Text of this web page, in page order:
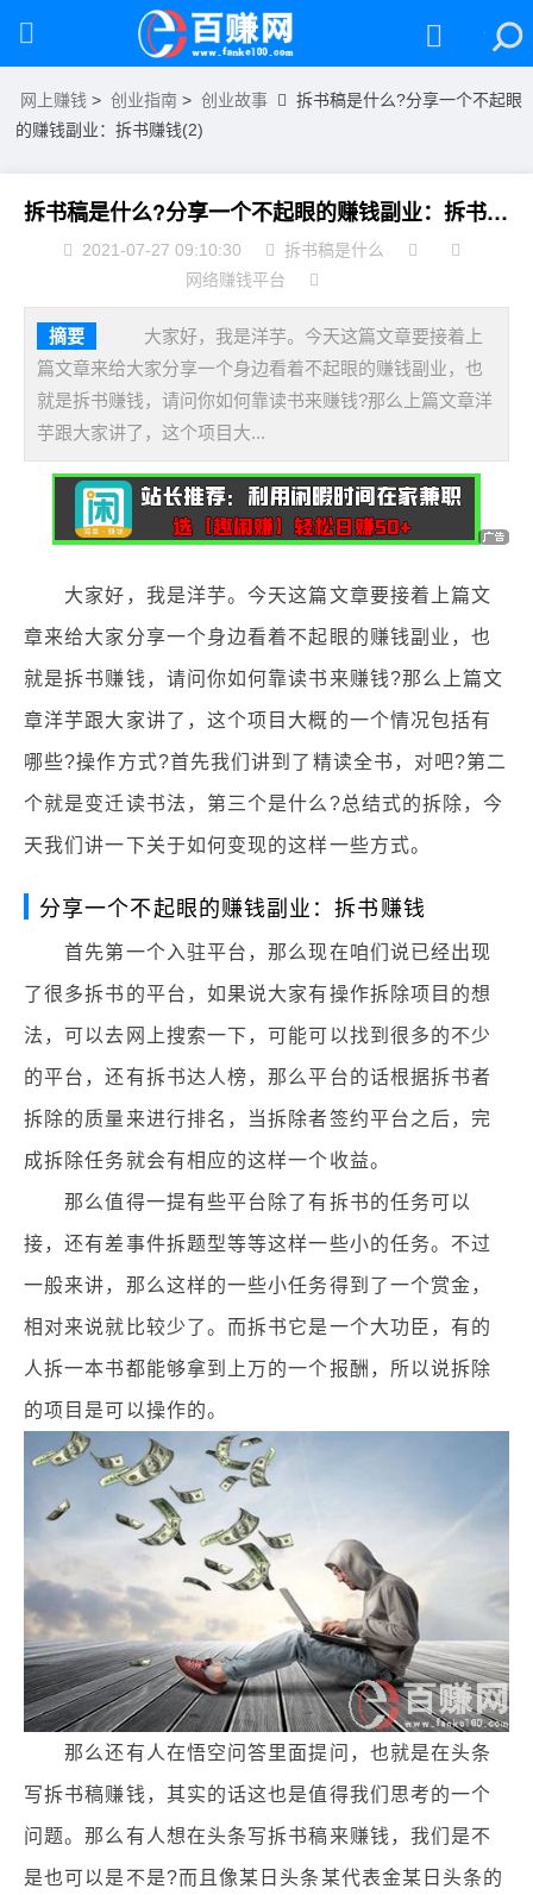
网上赚钱 > 创业指南 > 创业故事
拆书稿是什么?分享一个不起眼
的赚钱副业：拆书赚钱(2)
拆书稿是什么?分享一个不起眼的赚钱副业：拆书赚钱(2)
2021-07-27 09:10:30
拆书稿是什么
网络赚钱平台
摘要
大家好，我是洋芋。今天这篇文章要接着上
篇文章来给大家分享一个身边看着不起眼的赚钱副业，也
就是拆书赚钱，请问你如何靠读书来赚钱?那么上篇文章洋
芋跟大家讲了，这个项目大...
大家好，我是洋芋。今天这篇文章要接着上篇文
章来给大家分享一个身边看着不起眼的赚钱副业，也
就是拆书赚钱，请问你如何靠读书来赚钱?那么上篇文
章洋芋跟大家讲了，这个项目大概的一个情况包括有
哪些?操作方式?首先我们讲到了精读全书，对吧?第二
个就是变迁读书法，第三个是什么?总结式的拆除，今
天我们讲一下关于如何变现的这样一些方式。
分享一个不起眼的赚钱副业：拆书赚钱
首先第一个入驻平台，那么现在咱们说已经出现
了很多拆书的平台，如果说大家有操作拆除项目的想
法，可以去网上搜索一下，可能可以找到很多的不少
的平台，还有拆书达人榜，那么平台的话根据拆书者
拆除的质量来进行排名，当拆除者签约平台之后，完
成拆除任务就会有相应的这样一个收益。
那么值得一提有些平台除了有拆书的任务可以
接，还有差事件拆题型等等这样一些小的任务。不过
一般来讲，那么这样的一些小任务得到了一个赏金，
相对来说就比较少了。而拆书它是一个大功臣，有的
人拆一本书都能够拿到上万的一个报酬，所以说拆除
的项目是可以操作的。
那么还有人在悟空问答里面提问，也就是在头条
写拆书稿赚钱，其实的话这也是值得我们思考的一个
问题。那么有人想在头条写拆书稿来赚钱，我们是不
是也可以是不是?而且像某日头条某代表金某日头条的